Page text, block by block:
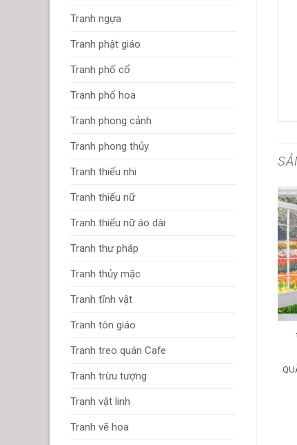
Tranh ngựa
Tranh phật giáo
Tranh phố cổ
Tranh phố hoa
Tranh phong cảnh
Tranh phong thủy
Tranh thiếu nhi
Tranh thiếu nữ
Tranh thiếu nữ áo dài
Tranh thư pháp
Tranh thủy mặc
Tranh tĩnh vật
Tranh tôn giáo
Tranh treo quán Cafe
Tranh trừu tượng
Tranh vật linh
Tranh vẽ hoa